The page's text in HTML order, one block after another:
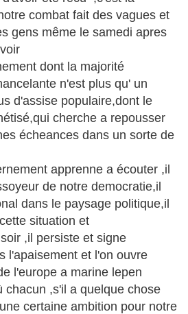
combat fait des vagues et
gens même le samedi apres
dont la majorité
n'est plus qu' un
d'assise populaire,dont le
cherche a repousser
écheances dans un sorte de
apprenne a écouter ,il
de notre democratie,il
dans le paysage politique,il
situation et
,il persiste et signe
l'apaisement et l'on ouvre
l'europe a marine lepen
chacun ,s'il a quelque chose
certaine ambition pour notre